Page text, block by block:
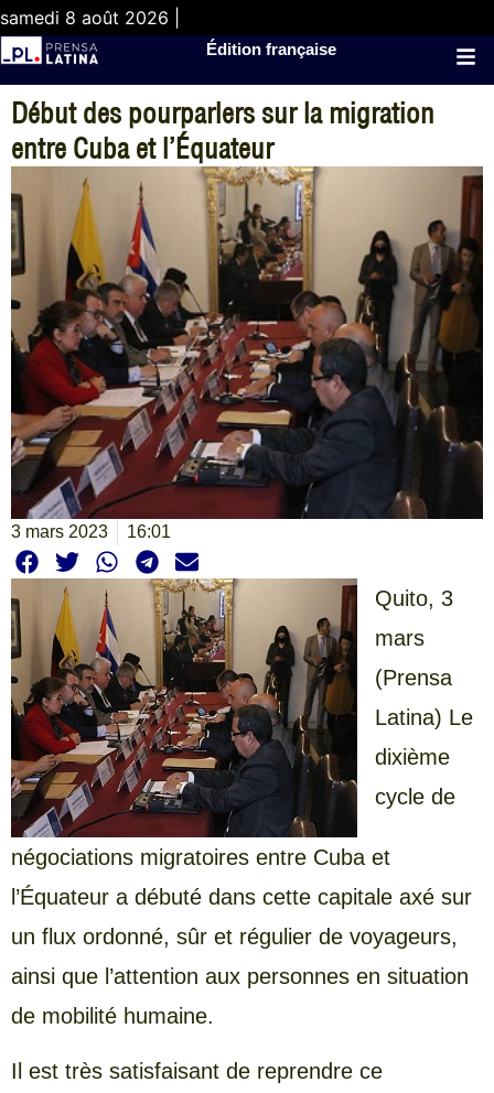
samedi 8 août 2026 |
Édition française
Début des pourparlers sur la migration
entre Cuba et l’Équateur
3 mars 2023 16:01
Quito, 3
mars
(Prensa
Latina) Le
dixième
cycle de
négociations migratoires entre Cuba et
l’Équateur a débuté dans cette capitale axé sur
un flux ordonné, sûr et régulier de voyageurs,
ainsi que l’attention aux personnes en situation
de mobilité humaine.
Il est très satisfaisant de reprendre ce